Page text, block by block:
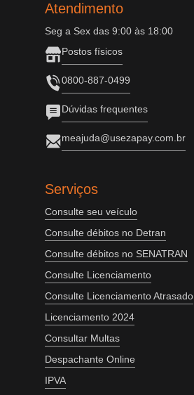
Atendimento
Seg a Sex das 9:00 às 18:00
Postos físicos
0800-887-0499
Dúvidas frequentes
meajuda@usezapay.com.br
Serviços
Consulte seu veículo
Consulte débitos no Detran
Consulte débitos no SENATRAN
Consulte Licenciamento
Consulte Licenciamento Atrasado
Licenciamento 2024
Consultar Multas
Despachante Online
IPVA